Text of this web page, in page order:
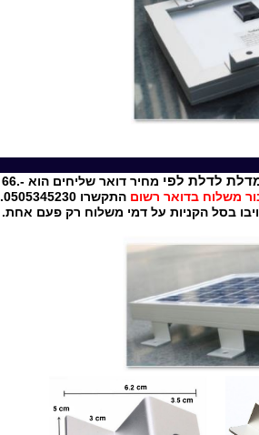
לדלת לפי
מחיר דואר שליחים הוא -.66
משלוח בדואר רשום התקשרו 0505345230.
בסל הקניות על דמי משלוח רק פעם אחת.